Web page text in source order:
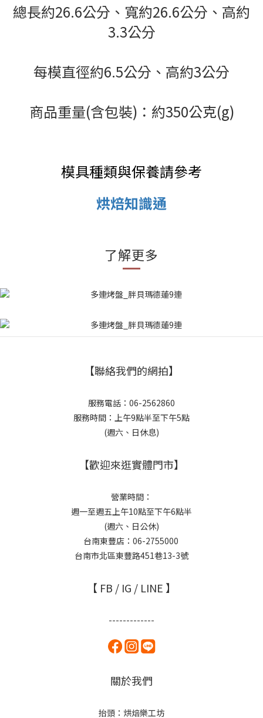
總長約26.6公分、寬約26.6公分、高約
3.3公分
每模直徑約6.5公分、高約3公分
商品重量(含包裝)：約350公克(g)
模具種類與保養請參考
烘焙知識通
了解更多
【聯絡我們的網拍】
服務電話：06-2562860
服務時間：上午9點半至下午5點
(週六、日休息)
【歡迎來逛實體門市】
營業時間：
週一至週五上午10點至下午6點半
(週六、日公休)
台南東豐店：06-2755000
台南市北區東豐路451巷13-3號
【 FB / IG / LINE 】
-------------
關於我們
抬頭：烘焙樂工坊